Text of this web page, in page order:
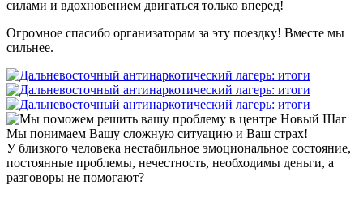
силами и вдохновением двигаться только вперед!
Огромное спасибо организаторам за эту поездку! Вместе мы
сильнее.
Мы понимаем Вашу сложную ситуацию и Ваш страх!
У близкого человека нестабильное эмоциональное состояние,
постоянные проблемы, нечестность, необходимы деньги, а
разговоры не помогают?